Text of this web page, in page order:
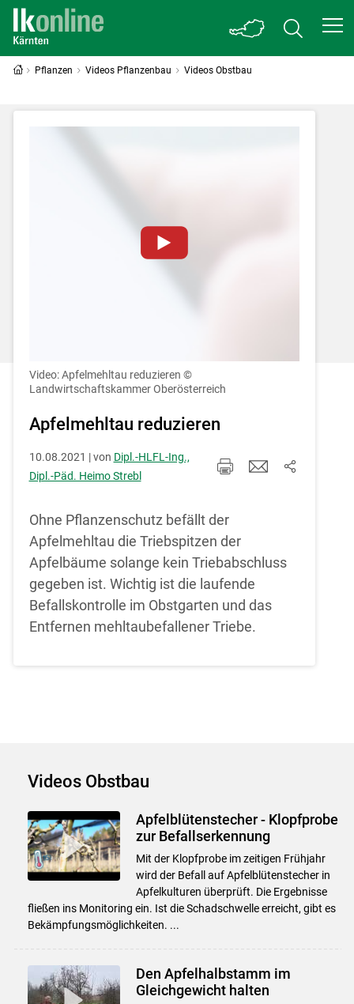
Pflanzen Videos Pflanzenbau Videos Obstbau
Einstellungen jederzeit einsehen und
korrigieren
Video: Apfelmehltau reduzieren ©
Landwirtschaftskammer Oberösterreich
Apfelmehltau reduzieren
10.08.2021 | von Dipl.-HLFL-Ing.,
Dipl.-Päd. Heimo Strebl
Ohne Pflanzenschutz befällt der
Apfelmehltau die Triebspitzen der
Apfelbäume solange kein Triebabschluss
gegeben ist. Wichtig ist die laufende
Befallskontrolle im Obstgarten und das
Entfernen mehltaubefallener Triebe.
Videos Obstbau
Apfelblütenstecher - Klopfprobe
zur Befallserkennung
Mit der Klopfprobe im zeitigen Frühjahr
wird der Befall auf Apfelblütenstecher in
Apfelkulturen überprüft. Die Ergebnisse
fließen ins Monitoring ein. Ist die Schadschwelle erreicht, gibt es
Bekämpfungsmöglichkeiten. ...
Den Apfelhalbstamm im
Gleichgewicht halten